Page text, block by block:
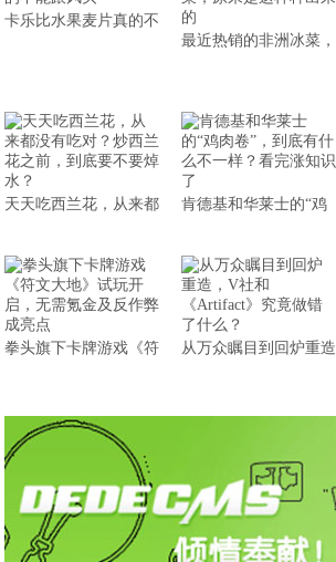
卡乐比水果麦片真的不
最近热销的非洲冰菜，
天天吃西兰花，从来都 肯德基和华莱士的“鸡
拳头旗下卡牌游戏《符 从万众瞩目到回炉重造